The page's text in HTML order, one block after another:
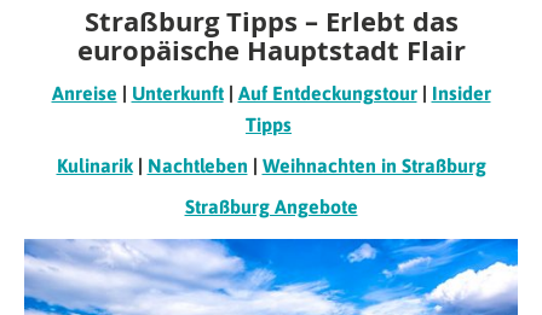
Straßburg Tipps – Erlebt das
europäische Hauptstadt Flair
Anreise | Unterkunft| Auf Entdeckungstour| Insider
Tipps
Kulinarik| Nachtleben | Weihnachten in Straßburg
Straßburg Angebote